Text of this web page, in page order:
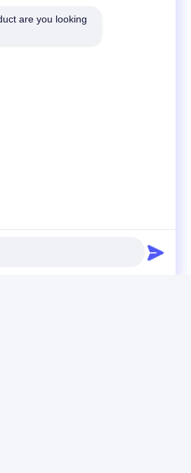
are you looking